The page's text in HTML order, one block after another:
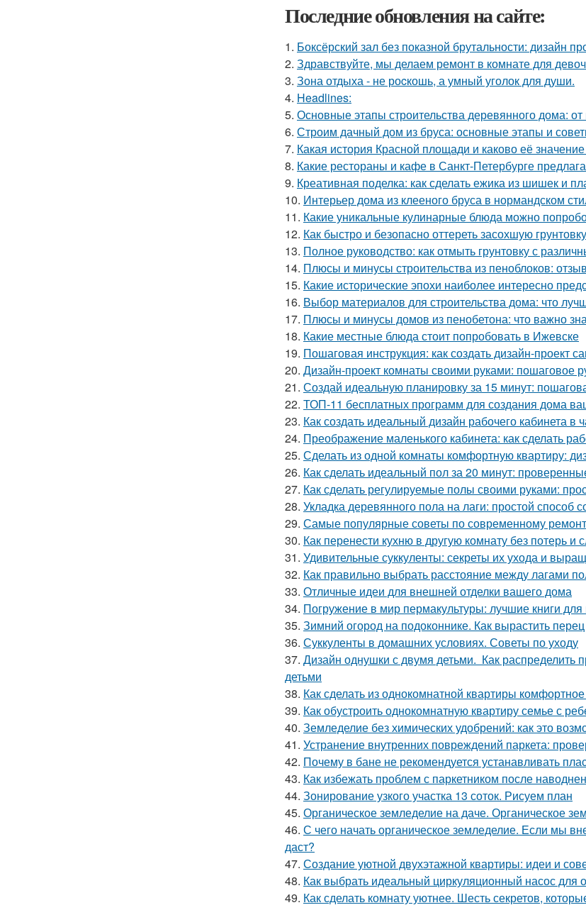
Последние обновления на сайте:
1. Боксёрский зал без показной брутальности: дизайн
2. Здравствуйте, мы делаем ремонт в комнате для
3. Зона отдыха - не роcкошь, а умный уголок для души.
4. Headlines:
5. Основные этапы строительства деревянного дома:
6. Строим дачный дом из бруса: основные этапы и
7. Какая история Красной площади и каково её
8. Какие рестораны и кафе в Санкт-Петербурге
9. Креативная поделка: как сделать ежика из шишек и
10. Интерьер дома из клееного бруса в нормандском
11. Какие уникальные кулинарные блюда можно
12. Как быстро и безопасно оттереть засохшую
13. Полное руководство: как отмыть грунтовку с
14. Плюсы и минусы строительства из пеноблоков:
15. Какие исторические эпохи наиболее интересно
16. Выбор материалов для строительства дома: что
17. Плюсы и минусы домов из пенобетона: что важно
18. Какие местные блюда стоит попробовать в Ижевске
19. Пошаговая инструкция: как создать дизайн-проект
20. Дизайн-проект комнаты своими руками: пошаговое
21. Создай идеальную планировку за 15 минут:
22. ТОП-11 бесплатных программ для создания дома
23. Как создать идеальный дизайн рабочего кабинета в
24. Преображение маленького кабинета: как сделать
25. Сделать из одной комнаты комфортную квартиру:
26. Как сделать идеальный пол за 20 минут:
27. Как сделать регулируемые полы своими руками:
28. Укладка деревянного пола на лаги: простой способ
29. Самые популярные советы по современному
30. Как перенести кухню в другую комнату без потерь и
31. Удивительные суккуленты: секреты их ухода и
32. Как правильно выбрать расстояние между лагами
33. Отличные идеи для внешней отделки вашего дома
34. Погружение в мир пермакультуры: лучшие книги
35. Зимний огород на подоконнике. Как вырастить перец
36. Суккуленты в домашних условиях. Советы по уходу
37. Дизайн однушки с двумя детьми. Как распределить
детьми
38. Как сделать из однокомнатной квартиры
39. Как обустроить однокомнатную квартиру семье с
40. Земледелие без химических удобрений: как это
41. Устранение внутренних повреждений паркета:
42. Почему в бане не рекомендуется устанавливать
43. Как избежать проблем с паркетником после
44. Зонирование узкого участка 13 соток. Рисуем план
45. Органическое земледелие на даче. Органическое
46. С чего начать органическое земледелие. Если мы
даст?
47. Создание уютной двухэтажной квартиры: идеи и
48. Как выбрать идеальный циркуляционный насос для
49. Как сделать комнату уютнее. Шесть секретов,